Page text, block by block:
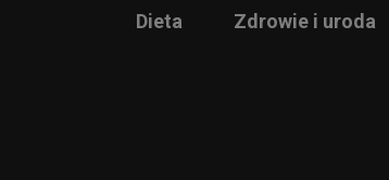
Dieta Zdrowie i uroda